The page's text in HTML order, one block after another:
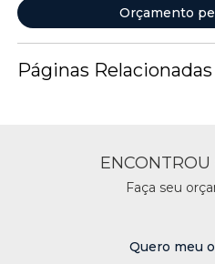
Orçamento
Páginas
Faça seu
Quero meu